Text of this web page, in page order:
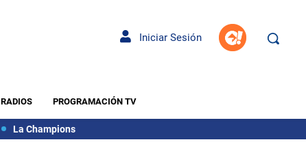
Iniciar Sesión
RADIOS PROGRAMACIÓN TV
La Champions